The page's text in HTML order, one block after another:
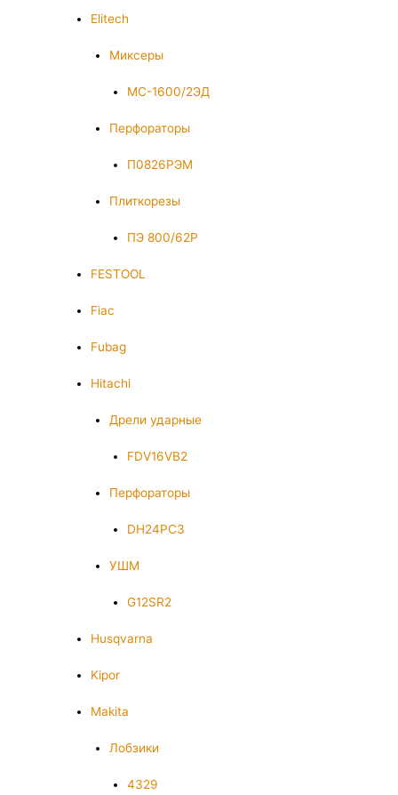
Elitech
Миксеры
МС-1600/2ЭД
Перфораторы
П0826РЭМ
Плиткорезы
ПЭ 800/62Р
FESTOOL
Fiac
Fubag
Hitachi
Дрели ударные
FDV16VB2
Перфораторы
DH24PC3
УШМ
G12SR2
Husqvarna
Kipor
Makita
Лобзики
4329